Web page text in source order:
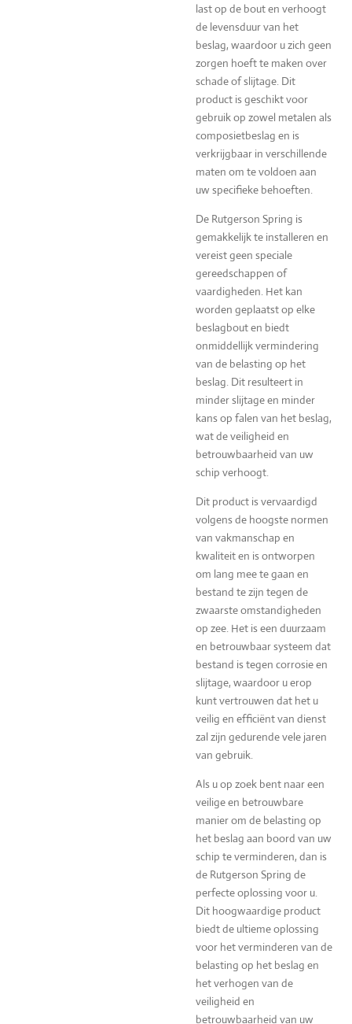
last op de bout en verhoogt
de levensduur van het
beslag, waardoor u zich geen
zorgen hoeft te maken over
schade of slijtage. Dit
product is geschikt voor
gebruik op zowel metalen als
composietbeslag en is
verkrijgbaar in verschillende
maten om te voldoen aan
uw specifieke behoeften.
De Rutgerson Spring is
gemakkelijk te installeren en
vereist geen speciale
gereedschappen of
vaardigheden. Het kan
worden geplaatst op elke
beslagbout en biedt
onmiddellijk vermindering
van de belasting op het
beslag. Dit resulteert in
minder slijtage en minder
kans op falen van het beslag,
wat de veiligheid en
betrouwbaarheid van uw
schip verhoogt.
Dit product is vervaardigd
volgens de hoogste normen
van vakmanschap en
kwaliteit en is ontworpen
om lang mee te gaan en
bestand te zijn tegen de
zwaarste omstandigheden
op zee. Het is een duurzaam
en betrouwbaar systeem dat
bestand is tegen corrosie en
slijtage, waardoor u erop
kunt vertrouwen dat het u
veilig en efficiënt van dienst
zal zijn gedurende vele jaren
van gebruik.
Als u op zoek bent naar een
veilige en betrouwbare
manier om de belasting op
het beslag aan boord van uw
schip te verminderen, dan is
de Rutgerson Spring de
perfecte oplossing voor u.
Dit hoogwaardige product
biedt de ultieme oplossing
voor het verminderen van de
belasting op het beslag en
het verhogen van de
veiligheid en
betrouwbaarheid van uw